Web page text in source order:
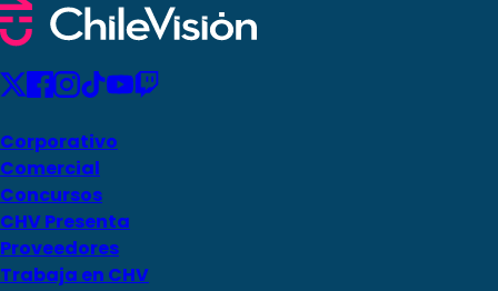
Corporativo
Comercial
Concursos
CHV Presenta
Proveedores
Trabaja en CHV